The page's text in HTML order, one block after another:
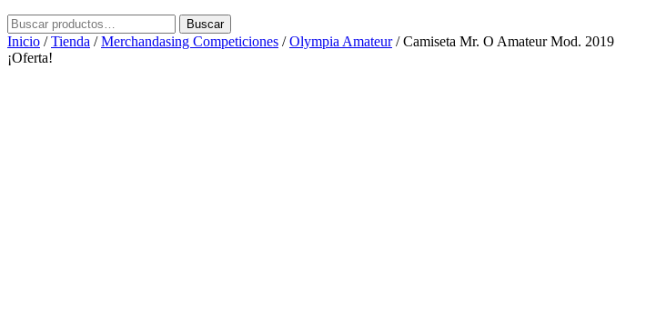
Buscar
por:
Buscar
Inicio /Tienda /Merchandasing Competiciones /Olympia Amateur/ Camiseta Mr. O Amateur Mod. 2019
¡Oferta!